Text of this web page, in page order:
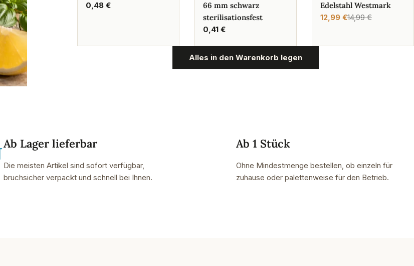
Regulärer
0,48 €
66 mm schwarz
sterilisationsfest
Regulärer
0,41 €
Edelstahl Westmark
Verkaufspreis
12,99 €
Regulärer14,99 €
Alles in den Warenkorb legen
Ab Lager lieferbar
Die meisten Artikel sind sofort verfügbar,
bruchsicher verpackt und schnell bei Ihnen.
Ab 1 Stück
Ohne Mindestmenge bestellen, ob einzeln für
zuhause oder palettenweise für den Betrieb.